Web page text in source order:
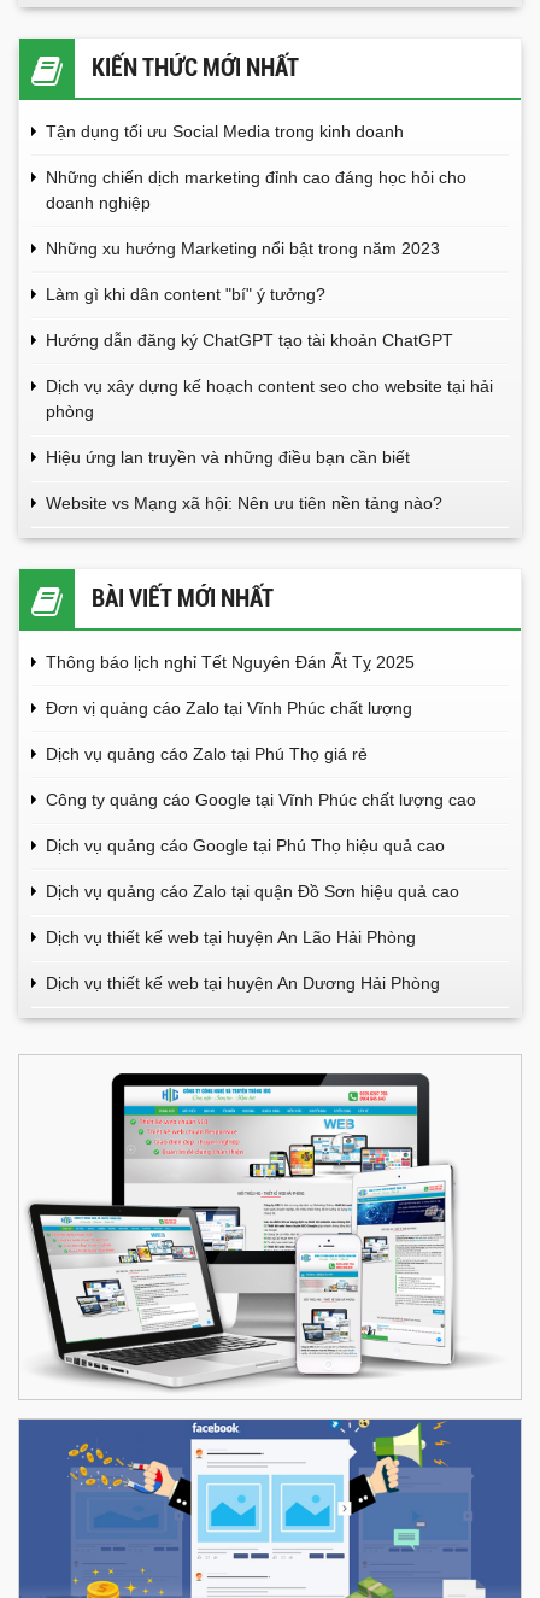
KIẾN THỨC MỚI NHẤT
Tận dụng tối ưu Social Media trong kinh doanh
Những chiến dịch marketing đỉnh cao đáng học hỏi cho
doanh nghiệp
Những xu hướng Marketing nổi bật trong năm 2023
Làm gì khi dân content "bí" ý tưởng?
Hướng dẫn đăng ký ChatGPT tạo tài khoản ChatGPT
Dịch vụ xây dựng kế hoạch content seo cho website tại hải
phòng
Hiệu ứng lan truyền và những điều bạn cần biết
Website vs Mạng xã hội: Nên ưu tiên nền tảng nào?
BÀI VIẾT MỚI NHẤT
Thông báo lịch nghỉ Tết Nguyên Đán Ất Tỵ 2025
Đơn vị quảng cáo Zalo tại Vĩnh Phúc chất lượng
Dịch vụ quảng cáo Zalo tại Phú Thọ giá rẻ
Công ty quảng cáo Google tại Vĩnh Phúc chất lượng cao
Dịch vụ quảng cáo Google tại Phú Thọ hiệu quả cao
Dịch vụ quảng cáo Zalo tại quận Đồ Sơn hiệu quả cao
Dịch vụ thiết kế web tại huyện An Lão Hải Phòng
Dịch vụ thiết kế web tại huyện An Dương Hải Phòng